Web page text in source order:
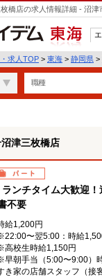
橋店の求人情報詳細 - 沼津
東海
求人TOP > 東海 > 静岡県 >
職種
津三枚橋店
ート
ランチタイム大歓迎
不要
給1,200円
〜翌5:00：時給
高校生時給1,150円
早朝手当（5:00〜9:00）
き家の店舗スタッフ（接